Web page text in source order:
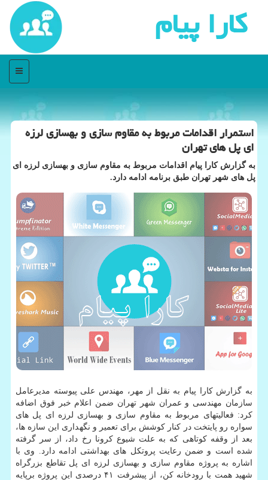
كارا پیام
منو
استمرار اقدامات مربوط به مقاوم سازی و بهسازی لرزه
ای پل های تهران
به گزارش كارا پیام اقدامات مربوط به مقاوم سازی و بهسازی لرزه ای
پل های شهر تهران طبق برنامه ادامه دارد.
به گزارش کارا پیام به نقل از مهر، مهندس علی پیوسته مدیرعامل
سازمان مهندسی و عمران شهر تهران ضمن اعلام خبر فوق اضافه
کرد: فعالیتهای مربوط به مقاوم سازی و بهسازی لرزه ای پل های
سواره رو پایتخت در کنار کوشش برای تعمیر و نگهداری این سازه ها،
بعد از وقفه کوتاهی که به علت شیوع کرونا رخ داد، از سر گرفته
شده است و ضمن رعایت پروتکل های بهداشتی ادامه دارد. وی با
اشاره به پروژه مقاوم سازی و بهسازی لرزه ای پل تقاطع بزرگراه
شهید همت با رودخانه کن، از پیشرفت ۴۱ درصدی این پروژه برپایه